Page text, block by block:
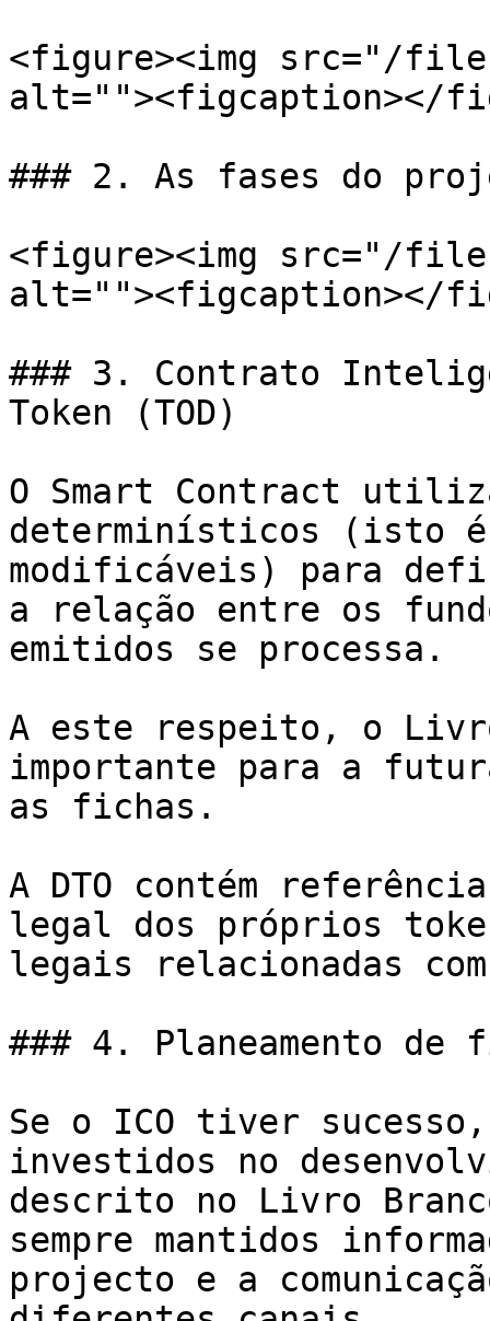
<figure><img src="/
alt=""><figcaption></
### 2. As fases do
<figure><img src="/
alt=""><figcaption></
### 3. Contrato
Token (TOD)
O Smart Contract
determinísticos (isto
modificáveis) para
a relação entre os
emitidos se processa.
A este respeito, o
importante para a
as fichas.
A DTO contém
legal dos próprios
legais relacionadas
### 4. Planeamento de
Se o ICO tiver
investidos no
descrito no Livro
sempre mantidos
projecto e a